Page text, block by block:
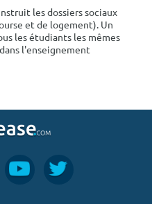
les dossiers sociaux
et de logement). Un
les étudiants les mêmes
l'enseignement